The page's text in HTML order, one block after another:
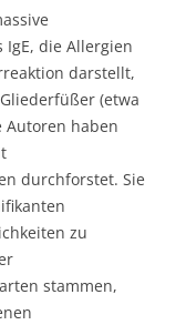
die Allergien
darstellt,
(etwa
Autoren haben
durchforstet. Sie
zu
stammen,